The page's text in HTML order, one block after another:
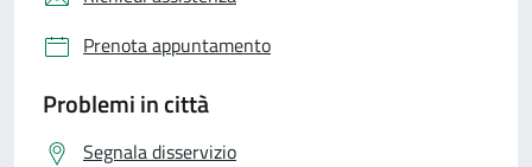
Prenota appuntamento
Problemi in città
Segnala disservizio